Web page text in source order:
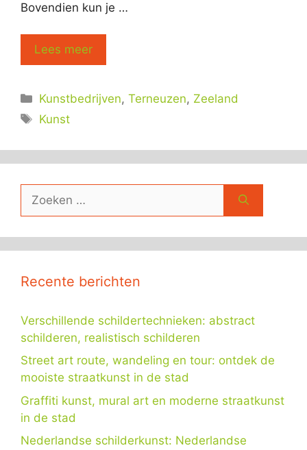
Bovendien kun je …
Lees meer
Categorieën
Kunstbedrijven,Terneuzen, Zeeland
Tags
Kunst
naar:
Recente berichten
Verschillende schildertechnieken: abstract
schilderen, realistisch schilderen
Street art route, wandeling en tour: ontdek de
mooiste straatkunst in de stad
Graffiti kunst, mural art en moderne straatkunst
in de stad
Nederlandse schilderkunst: Nederlandse